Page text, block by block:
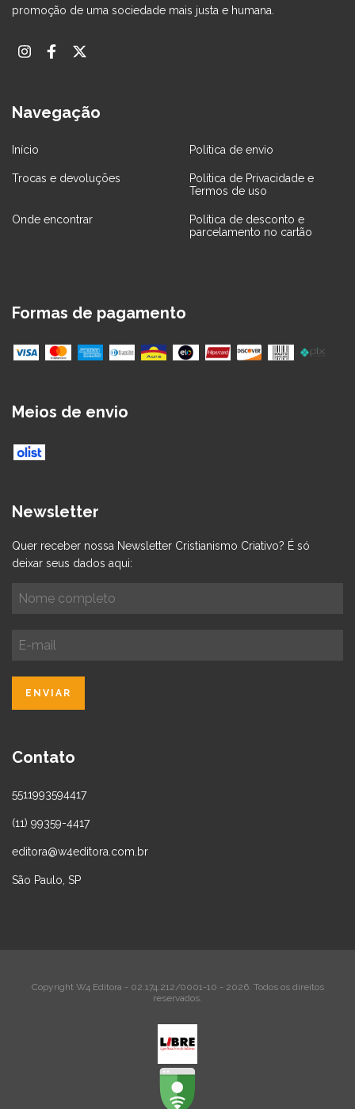
promoção de uma sociedade mais justa e humana.
Navegação
Início Política de envio
Trocas e devoluções
Política de Privacidade e
Termos de uso
Onde encontrar
Política de desconto e
parcelamento no cartão
Formas de pagamento
Meios de envio
Newsletter
Quer receber nossa Newsletter Cristianismo Criativo? É só
deixar seus dados aqui:
Contato
5511993594417
(11) 99359-4417
editora@w4editora.com.br
São Paulo, SP
Copyright W4 Editora - 02.174.212/0001-10 - 2026. Todos os direitos
reservados.